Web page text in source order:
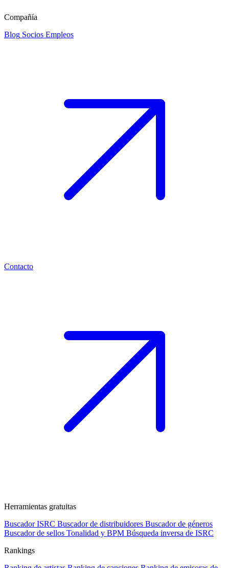
Compañía
Blog Socios Empleos
Contacto
Herramientas gratuitas
Buscador ISRC Buscador de distribuidores Buscador de géneros
Buscador de sellos Tonalidad y BPM Búsqueda inversa de ISRC
Rankings